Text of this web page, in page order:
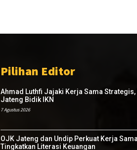
Pilihan Editor
Ahmad Luthfi Jajaki Kerja Sama
Jateng Bidik IKN
7 Agustus 2026
OJK Jateng dan Undip Perkuat Kerja Sama
Tingkatkan Literasi Keuangan